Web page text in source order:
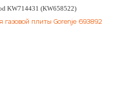
KW714431 (KW658522)